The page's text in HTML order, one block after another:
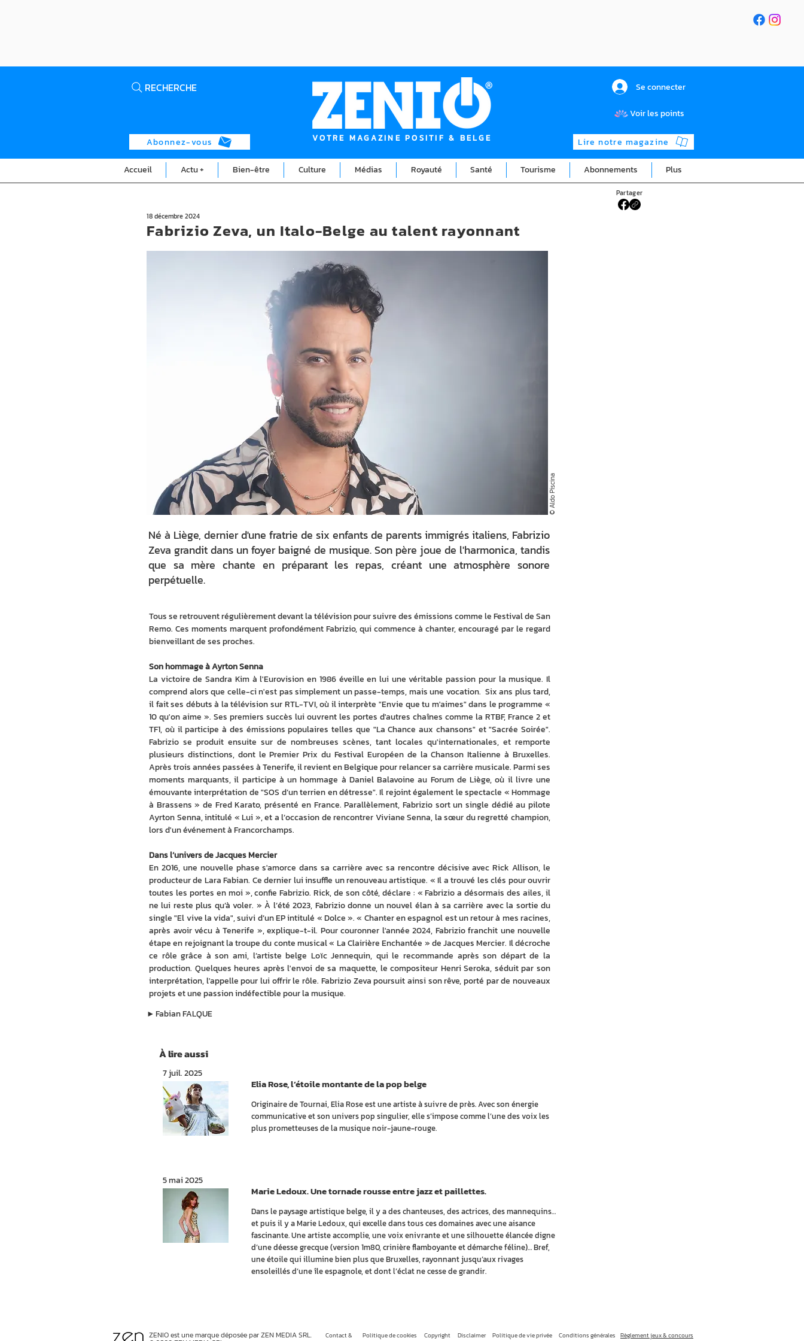
RECHERCHE
Abonnez-vous VOTRE MAGAZINE POSITIF & BELGE
Se connecter
Voir les points
Lire notre magazine
Accueil Actu + Bien-être Culture Médias Royauté Santé Tourisme Abonnements Plus
Partager
18 décembre 2024
Fabrizio Zeva, un Italo-Belge au talent rayonnant
© Aldo Piscina
Né à Liège, dernier d'une fratrie de six enfants de parents immigrés italiens, Fabrizio
Zeva grandit dans un foyer baigné de musique. Son père joue de l'harmonica, tandis
que sa mère chante en préparant les repas, créant une atmosphère sonore
perpétuelle.
Tous se retrouvent régulièrement devant la télévision pour suivre des émissions comme le Festival de San
Remo. Ces moments marquent profondément Fabrizio, qui commence à chanter, encouragé par le regard
bienveillant de ses proches.
Son hommage à Ayrton Senna
La victoire de Sandra Kim à l'Eurovision en 1986 éveille en lui une véritable passion pour la musique. Il
comprend alors que celle-ci n'est pas simplement un passe-temps, mais une vocation.  Six ans plus tard,
il fait ses débuts à la télévision sur RTL-TVI, où il interprète "Envie que tu m'aimes" dans le programme «
10 qu'on aime ». Ses premiers succès lui ouvrent les portes d'autres chaînes comme la RTBF, France 2 et
TF1, où il participe à des émissions populaires telles que "La Chance aux chansons" et "Sacrée Soirée".
Fabrizio se produit ensuite sur de nombreuses scènes, tant locales qu'internationales, et remporte
plusieurs distinctions, dont le Premier Prix du Festival Européen de la Chanson Italienne à Bruxelles.
Après trois années passées à Tenerife, il revient en Belgique pour relancer sa carrière musicale. Parmi ses
moments marquants, il participe à un hommage à Daniel Balavoine au Forum de Liège, où il livre une
émouvante interprétation de "SOS d’un terrien en détresse". Il rejoint également le spectacle « Hommage
à Brassens » de Fred Karato, présenté en France. Parallèlement, Fabrizio sort un single dédié au pilote
Ayrton Senna, intitulé « Lui », et a l’occasion de rencontrer Viviane Senna, la sœur du regretté champion,
lors d'un événement à Francorchamps.
Dans l’univers de Jacques Mercier
En 2016, une nouvelle phase s'amorce dans sa carrière avec sa rencontre décisive avec Rick Allison, le
producteur de Lara Fabian. Ce dernier lui insuffle un renouveau artistique. « Il a trouvé les clés pour ouvrir
toutes les portes en moi », confie Fabrizio. Rick, de son côté, déclare : « Fabrizio a désormais des ailes, il
ne lui reste plus qu’à voler. » À l’été 2023, Fabrizio donne un nouvel élan à sa carrière avec la sortie du
single "El vive la vida", suivi d’un EP intitulé « Dolce ». « Chanter en espagnol est un retour à mes racines,
après avoir vécu à Tenerife », explique-t-il. Pour couronner l'année 2024, Fabrizio franchit une nouvelle
étape en rejoignant la troupe du conte musical « La Clairière Enchantée » de Jacques Mercier. Il décroche
ce rôle grâce à son ami, l’artiste belge Loïc Jennequin, qui le recommande après son départ de la
production. Quelques heures après l'envoi de sa maquette, le compositeur Henri Seroka, séduit par son
interprétation, l'appelle pour lui offrir le rôle. Fabrizio Zeva poursuit ainsi son rêve, porté par de nouveaux
projets et une passion indéfectible pour la musique.
Fabian FALQUE
▶︎
À lire aussi
7 juil. 2025
Originaire de Tournai, Elia Rose est une artiste à suivre de près. Avec son énergie
communicative et son univers pop singulier, elle s’impose comme l’une des voix les
plus prometteuses de la musique noir-jaune-rouge.
Elia Rose, l’étoile montante de la pop belge
5 mai 2025
Dans le paysage artistique belge, il y a des chanteuses, des actrices, des mannequins…
et puis il y a Marie Ledoux, qui excelle dans tous ces domaines avec une aisance
fascinante. Une artiste accomplie, une voix enivrante et une silhouette élancée digne
d’une déesse grecque (version 1m80, crinière flamboyante et démarche féline)… Bref,
une étoile qui illumine bien plus que Bruxelles, rayonnant jusqu’aux rivages
ensoleillés d’une île espagnole, et dont l’éclat ne cesse de grandir.
Marie Ledoux. Une tornade rousse entre jazz et paillettes.
ZENIO est une marque déposée par ZEN MEDIA SRL. Copyright Disclaimer Politique de vie privée
Contact &
Politique de cookies Conditions générales Règlement jeux & concours